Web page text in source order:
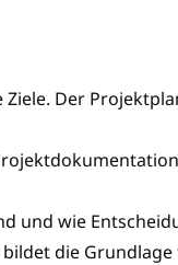
Der
und wie
die